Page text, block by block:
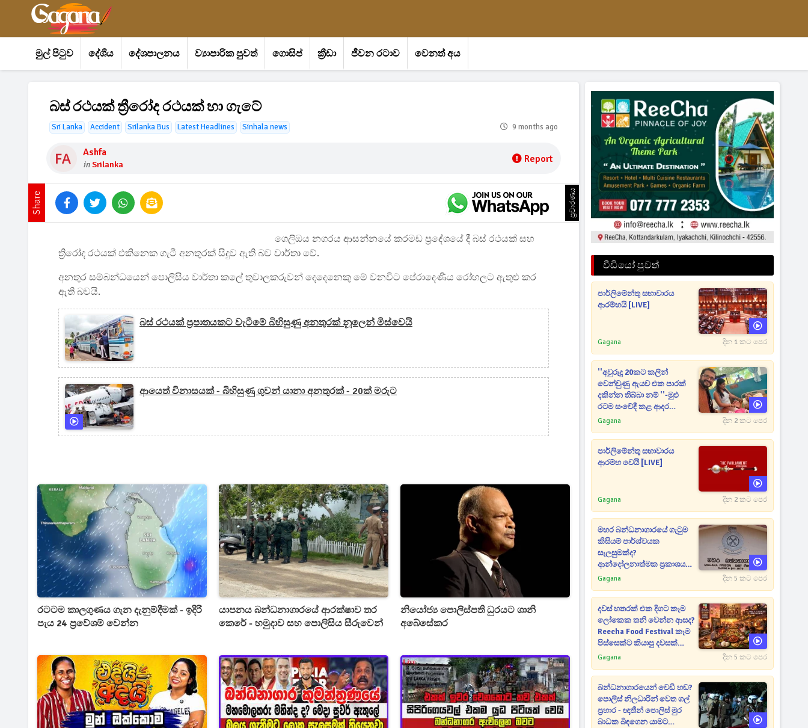
මුල් පිටුව දේශීය දේශපාලනය ව්‍යාපාරික පුවත් ගොසිප් ක්‍රීඩා ජීවන රටාව වෙනත් අය
බස් රථයක් ත්‍රීරෝද රථයක් හා ගැටේ
Sri Lanka Accident Srilanka Bus Latest Headlines Sinhala news 9 months ago
Ashfa
inSrilanka Report
Share ප්‍රචාරණය
ගෙලිඔය නගරය ආසන්නයේ කරමඩ ප්‍රදේශයේ දී බස් රථයක් සහ
ත්‍රිරෝද රථයක් එකිනෙක ගැටී අනතුරක් සිදුව ඇති බව වාර්තා වේ.
අනතුර සම්බන්ධයෙන් පොලිසිය වාර්තා කලේ තුවාලකරුවන් දෙදෙනෙකු මේ වනවිට පේරාදෙණිය රෝහලට ඇතුළු කර
ඇති බවයි.
බස් රථයක් ප්‍රපාතයකට වැටීමේ බිහිසුණු අනතුරක් නූලෙන් මිස්වෙයි
ආයෙත් විනාසයක් - බිහිසුණු ගුවන් යානා අනතුරක් - 20ක් මරුට
රටටම කාලගුණය ගැන දැනුම්දීමක් - ඉදිරි
පැය 24 ප්‍රවේශම් වෙන්න
යාපනය බන්ධනාගාරයේ ආරක්ෂාව තර
කෙරේ - හමුදාව සහ පොලිසිය සීරුවෙන්
නියෝජ්‍ය පොලිස්පති ධුරයට ශානි
අබේසේකර
වීඩියෝ පුවත්
පාර්ලිමේන්තු සභාවාරය
ආරම්භයි [LIVE]
Gagana දින 1 කට පෙර
''අවුරුදු 20කට කලින්
වෙන්වුණු ඇයව එක පාරක්
දකින්න තිබ්බා නම් ''-මුළු
රටම සංවේදී කළ ආදර
අමරණීය මතකය
Gagana දින 2 කට පෙර
පාර්ලිමේන්තු සභාවාරය
ආරම්භ වෙයි [LIVE]
Gagana දින 2 කට පෙර
මහර බන්ධනාගාරයේ ගැටුම
කිසියම් පාර්ශ්වයක
සැලසුමක්ද?
ආන්දෝලනාත්මක ප්‍රකාශයක්
එළියට [VIDEO]
Gagana දින 5 කට පෙර
දවස් හතරක් එක දිගට කෑම
ලෝකෙක තනි වෙන්න ආසද?
Reecha Food Festival කෑම
පිස්සෙක්ට කියාපු දවසක්
මෙන්න
Gagana දින 5 කට පෙර
බන්ධනාගාරයෙන් වෙඩි හඬ?
පොලිස් නිලධාරින් වෙත ගල්
ප්‍රහාර - ඥාතීන් පොලිස් මුර
බාධක බිඳගෙන යාමට